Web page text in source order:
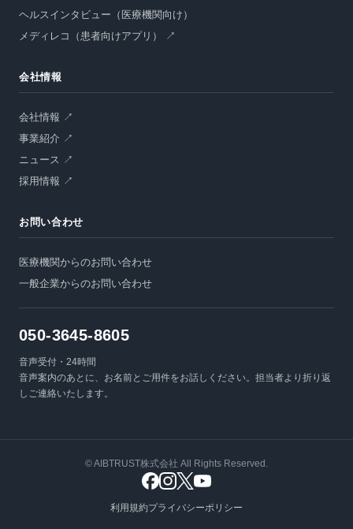
ヘルスインタビュー（医療機関向け）
メディレコ（患者向けアプリ） ↗
会社情報
会社情報 ↗
事業紹介 ↗
ニュース ↗
採用情報 ↗
お問い合わせ
医療機関からのお問い合わせ
一般企業からのお問い合わせ
050-3645-8605
音声受付・24時間
音声案内のあとに、お名前とご用件をお話しください。担当者より折り返
しご連絡いたします。
© AIBTRUST株式会社 All Rights Reserved.
利用規約プライバシーポリシー